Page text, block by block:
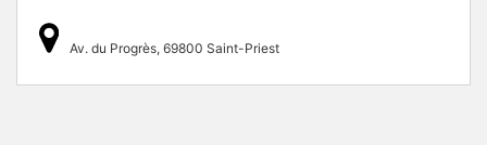
Av. du Progrès, 69800 Saint-Priest